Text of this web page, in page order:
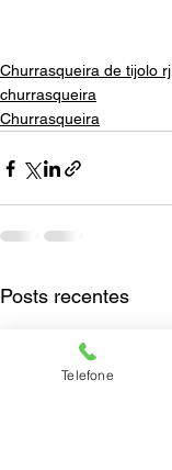
Churrasqueira de tijolo rj
churrasqueira
Churrasqueira
Posts recentes
Telefone